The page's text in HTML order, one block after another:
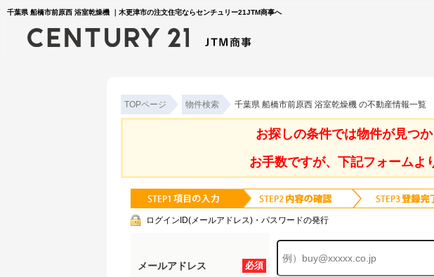
千葉県 船橋市前原西 浴室乾燥機 ｜木更津市の注文住宅ならセンチュリー21JTM商事へ
TOPページ 物件検索 千葉県 船橋市前原西 浴室乾燥機 の不動産情報一覧
お探しの条件では物件が見つか
お手数ですが、下記フォームよ
ログインID(メールアドレス)・パスワードの発行
必須
メールアドレス